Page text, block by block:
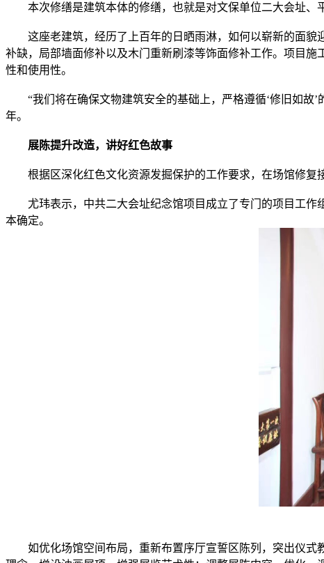
本次修缮是建筑本体的修缮，也就是对文保单位二大会址、
这座老建筑，经历了上百年的日晒雨淋，如何以崭新的面貌
补缺，局部墙面修补以及木门重新刷漆等饰面修补工作。项目
性和使用性。
“我们将在确保文物建筑安全的基础上，严格遵循‘修旧如故’
年。
展陈提升改造，讲好红色故事
根据区深化红色文化资源发掘保护的工作要求，在场馆修复
尤玮表示，中共二大会址纪念馆项目成立了专门的项目工作
本确定。
如优化场馆空间布局，重新布置序厅宣誓区陈列，突出仪式